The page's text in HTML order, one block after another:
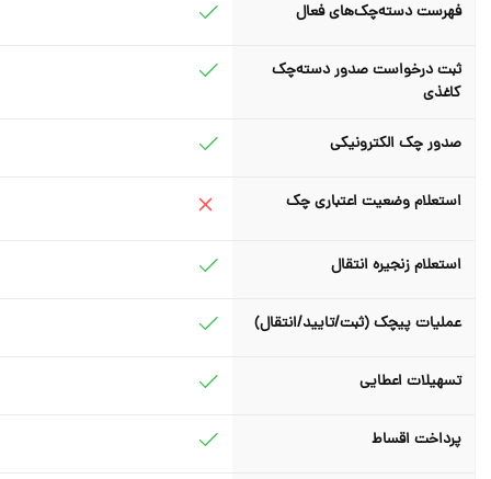
فهرست دسته‌چک‌های فعال
ثبت درخواست صدور دسته‌چک
کاغذی
صدور چک الکترونیکی
استعلام وضعیت اعتباری چک
استعلام زنجیره انتقال
عملیات پیچک (ثبت/تایید/انتقال)
تسهیلات اعطایی
پرداخت اقساط